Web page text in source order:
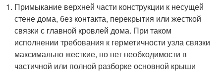
Примыкание верхней части конструкции к несущей
стене дома, без контакта, перекрытия или жесткой
связки с главной кровлей дома. При таком
исполнении требования к герметичности узла связки
максимально жесткие, но нет необходимости в
частичной или полной разборке основной крыши